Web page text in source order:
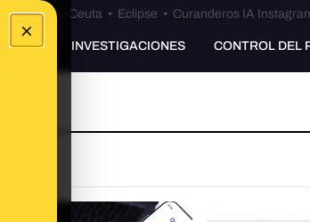
×
•Bulos Ceuta • Eclipse • Curanderos IA
INVESTIGACIONES CONTROL DEL